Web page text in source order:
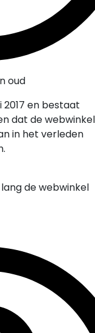
oud
en bestaat
dat de webwinkel
in het verleden
de webwinkel